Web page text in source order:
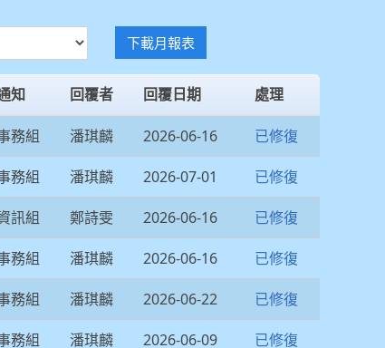
下載月報表
知 回覆者 回覆日期 處理
務組 潘琪麟 2026-06-16 已修復
務組 潘琪麟 2026-07-01 已修復
訊組 鄭詩雯 2026-06-16 已修復
務組 潘琪麟 2026-06-16 已修復
務組 潘琪麟 2026-06-22 已修復
務組 潘琪麟 2026-06-09 已修復